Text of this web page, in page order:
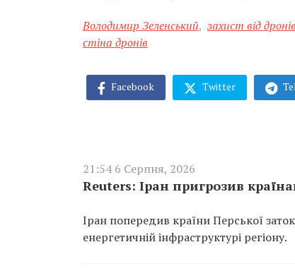
Володимир Зеленський, захист від дронів
стіна дронів
Facebook Twitter
21:54 6 Серпня, 2026
Reuters: Іран пригрозив
Іран попередив країни Перської
енергетичній інфраструктурі регіону.